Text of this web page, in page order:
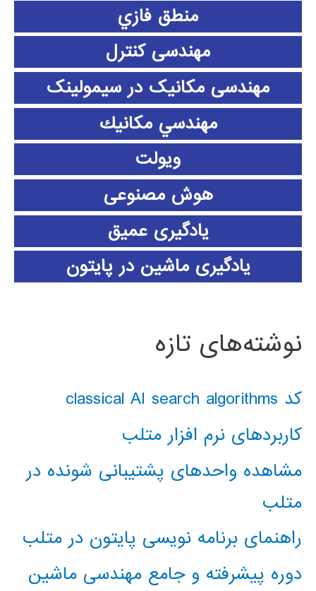
منطق فازي
مهندسی کنترل
مهندسی مکانیک در سیمولینک
مهندسي مكانيك
ویولت
هوش مصنوعی
یادگیری عمیق
یادگیری ماشین در پایتون
نوشته‌های تازه
کد classical AI search algorithms
کاربردهای نرم افزار متلب
مشاهده واحدهای پشتیبانی شونده در
متلب
راهنمای برنامه نویسی پایتون در متلب
دوره پیشرفته و جامع مهندسی ماشین